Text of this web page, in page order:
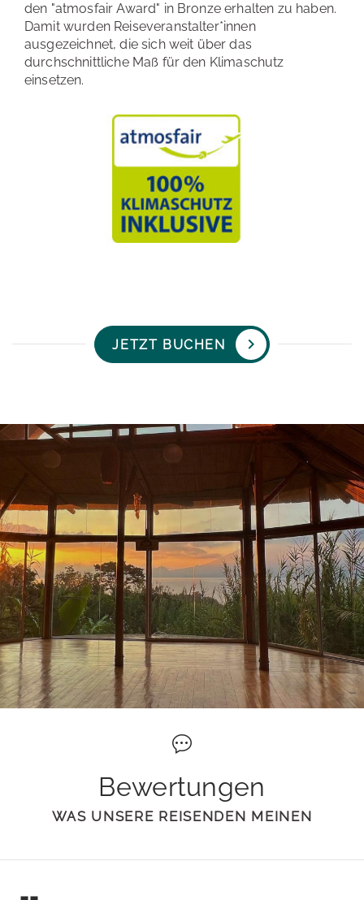
den "atmosfair Award" in Bronze erhalten zu haben.
Damit wurden Reiseveranstalter*innen
ausgezeichnet, die sich weit über das
durchschnittliche Maß für den Klimaschutz
einsetzen.
JETZT BUCHEN
Bewertungen
WAS UNSERE REISENDEN MEINEN